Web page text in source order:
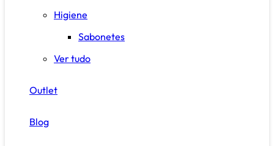
Higiene
Sabonetes
Ver tudo
Outlet
Blog